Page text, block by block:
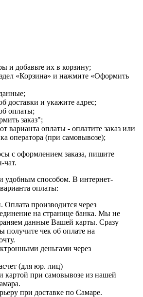
и добавьте их в корзину;
«Корзина» и нажмите «Оформить
доставки и укажите адрес;
оплаты;
заказ";
варианта оплаты - оплатите заказ или
оператора (при самовывозе);
с оформлением заказа, пишите
чат.
удобным способом. В интернет-
оплаты:
производится через
на странице банка. Мы не
данные Вашей карты. Сразу
получите чек об оплате на
деньгами через
(для юр. лиц)
при самовывозе из нашей
при доставке по Самаре.